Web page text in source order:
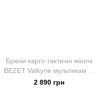
Брюки карго тактичні жіночі
BEZET Valkyrie мультикам р.
XXS
2 890 грн